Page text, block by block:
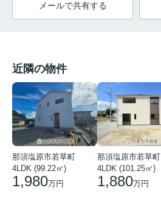
メールで共有する
近隣の物件
那須塩原市若草町
4LDK (99.22㎡)
1,980万円
那須塩原市若草町
4LDK (101.25㎡)
1,880万円